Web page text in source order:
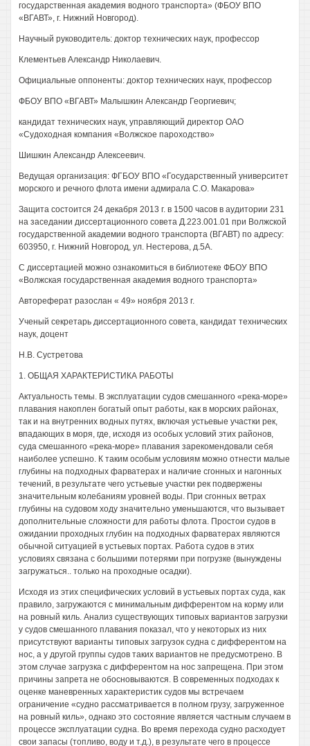
государственная академия водного транспорта» (ФБОУ ВПО
«ВГАВТ», г. Нижний Новгород).
Научный руководитель: доктор технических наук, профессор
Клементьев Александр Николаевич.
Официальные оппоненты: доктор технических наук, профессор
ФБОУ ВПО «ВГАВТ» Малышкин Александр Георгиевич;
кандидат технических наук, управляющий директор ОАО
«Судоходная компания «Волжское пароходство»
Шишкин Александр Алексеевич.
Ведущая организация: ФГБОУ ВПО «Государственный университет
морского и речного флота имени адмирала С.О. Макарова»
Защита состоится 24 декабря 2013 г. в 1500 часов в аудитории 231
на заседании диссертационного совета Д.223.001.01 при Волжской
государственной академии водного транспорта (ВГАВТ) по адресу:
603950, г. Нижний Новгород, ул. Нестерова, д.5А.
С диссертацией можно ознакомиться в библиотеке ФБОУ ВПО
«Волжская государственная академия водного транспорта»
Автореферат разослан « 49» ноября 2013 г.
Ученый секретарь диссертационного совета, кандидат технических
наук, доцент
Н.В. Сустретова
1. ОБЩАЯ ХАРАКТЕРИСТИКА РАБОТЫ
Актуальность темы. В эксплуатации судов смешанного «река-море»
плавания накоплен богатый опыт работы, как в морских районах,
так и на внутренних водных путях, включая устьевые участки рек,
впадающих в моря, где, исходя из особых условий этих районов,
суда смешанного «река-море» плавания зарекомендовали себя
наиболее успешно. К таким особым условиям можно отнести малые
глубины на подходных фарватерах и наличие сгонных и нагонных
течений, в результате чего устьевые участки рек подвержены
значительным колебаниям уровней воды. При сгонных ветрах
глубины на судовом ходу значительно уменьшаются, что вызывает
дополнительные сложности для работы флота. Простои судов в
ожидании проходных глубин на подходных фарватерах являются
обычной ситуацией в устьевых портах. Работа судов в этих
условиях связана с большими потерями при погрузке (вынуждены
загружаться.. только на проходные осадки).
Исходя из этих специфических условий в устьевых портах суда, как
правило, загружаются с минимальным дифферентом на корму или
на ровный киль. Анализ существующих типовых вариантов загрузки
у судов смешанного плавания показал, что у некоторых из них
присутствуют варианты типовых загрузок судна с дифферентом на
нос, а у другой группы судов таких вариантов не предусмотрено. В
этом случае загрузка с дифферентом на нос запрещена. При этом
причины запрета не обосновываются. В современных подходах к
оценке маневренных характеристик судов мы встречаем
ограничение «судно рассматривается в полном грузу, загруженное
на ровный киль», однако это состояние является частным случаем в
процессе эксплуатации судна. Во время перехода судно расходует
свои запасы (топливо, воду и т.д.), в результате чего в процессе